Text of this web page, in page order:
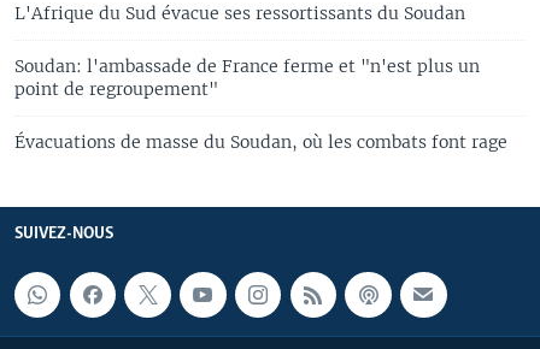
L'Afrique du Sud évacue ses ressortissants du Soudan
Soudan: l'ambassade de France ferme et "n'est plus un
point de regroupement"
Évacuations de masse du Soudan, où les combats font rage
SUIVEZ-NOUS